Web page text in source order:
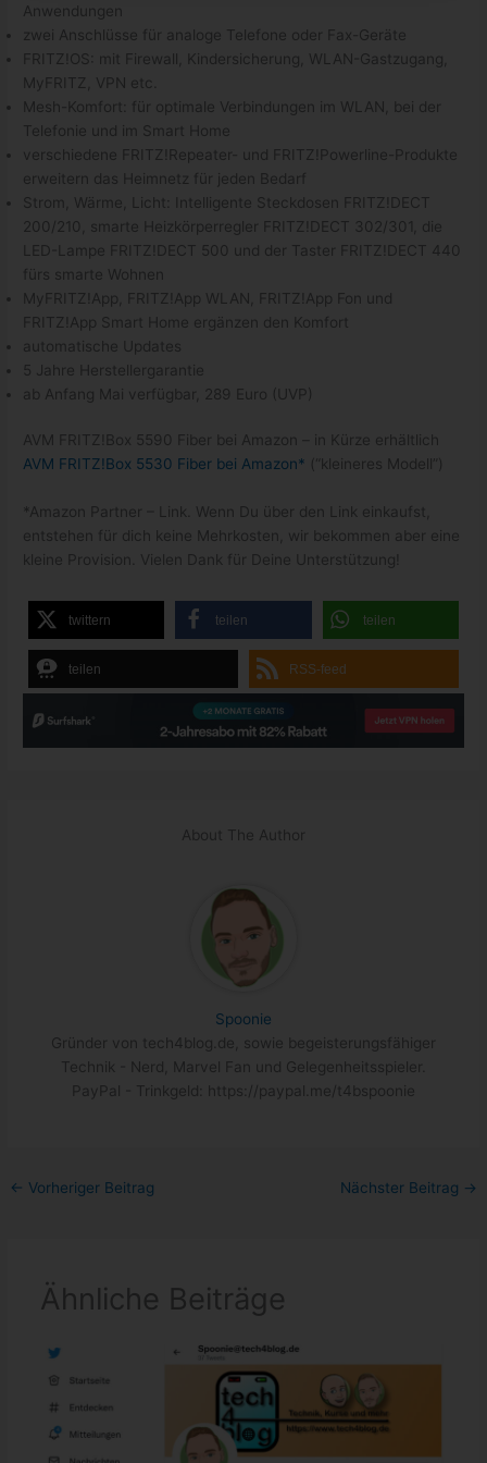
Anwendungen
zwei Anschlüsse für analoge Telefone oder Fax-Geräte
FRITZ!OS: mit Firewall, Kindersicherung, WLAN-Gastzugang,
MyFRITZ, VPN etc.
Mesh-Komfort: für optimale Verbindungen im WLAN, bei der
Telefonie und im Smart Home
verschiedene FRITZ!Repeater- und FRITZ!Powerline-Produkte
erweitern das Heimnetz für jeden Bedarf
Strom, Wärme, Licht: Intelligente Steckdosen FRITZ!DECT
200/210, smarte Heizkörperregler FRITZ!DECT 302/301, die
LED-Lampe FRITZ!DECT 500 und der Taster FRITZ!DECT 440
fürs smarte Wohnen
MyFRITZ!App, FRITZ!App WLAN, FRITZ!App Fon und
FRITZ!App Smart Home ergänzen den Komfort
automatische Updates
5 Jahre Herstellergarantie
ab Anfang Mai verfügbar, 289 Euro (UVP)
AVM FRITZ!Box 5590 Fiber bei Amazon – in Kürze erhältlich
AVM FRITZ!Box 5530 Fiber bei Amazon* (“kleineres Modell”)
*Amazon Partner – Link. Wenn Du über den Link einkaufst,
entstehen für dich keine Mehrkosten, wir bekommen aber eine
kleine Provision. Vielen Dank für Deine Unterstützung!
twittern teilen teilen
teilen RSS-feed
About The Author
Spoonie
Gründer von tech4blog.de, sowie begeisterungsfähiger
Technik - Nerd, Marvel Fan und Gelegenheitsspieler.
PayPal - Trinkgeld: https://paypal.me/t4bspoonie
← Vorheriger Beitrag Nächster Beitrag →
Ähnliche Beiträge